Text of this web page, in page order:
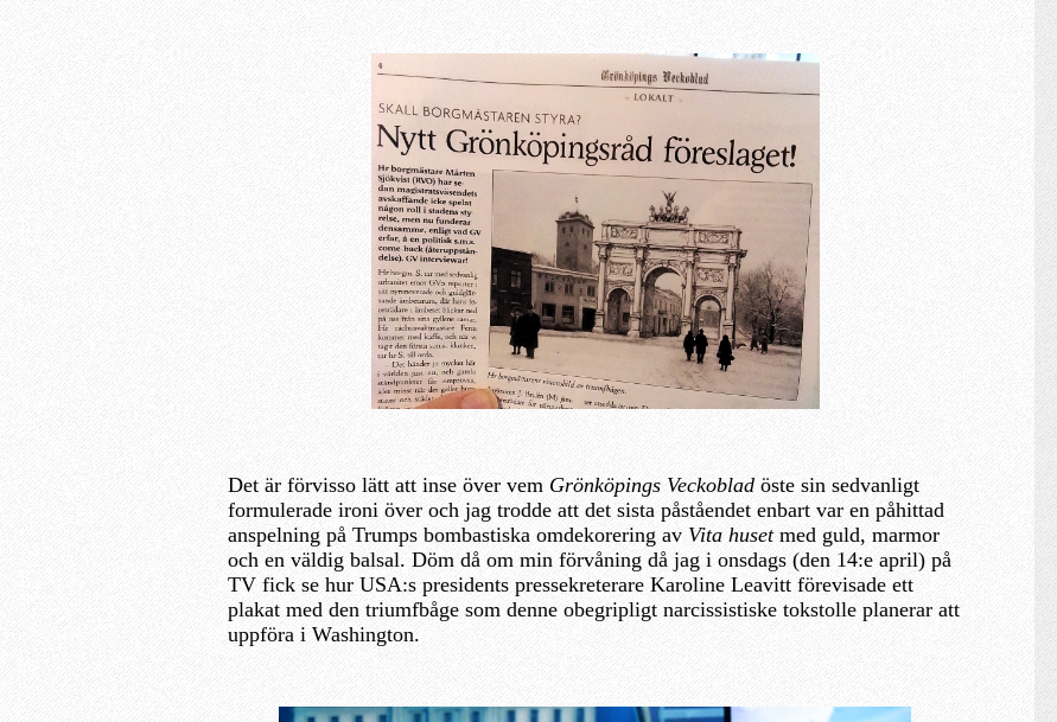
Det är förvisso lätt att inse över vem Grönköpings Veckoblad öste sin sedvanligt
formulerade ironi över och jag trodde att det sista påståendet enbart var en påhittad
anspelning på Trumps bombastiska omdekorering av Vita husetmed guld, marmor
och en väldig balsal. Döm då om min förvåning då jag i onsdags (den 14:e april) på
TV fick se hur USA:s presidents pressekreterare Karoline Leavitt förevisade ett
plakat med den triumfbåge som denne obegripligt narcissistiske tokstolle planerar att
uppföra i Washington.